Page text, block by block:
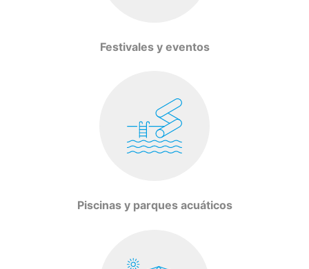
Festivales y eventos
Piscinas y parques acuáticos